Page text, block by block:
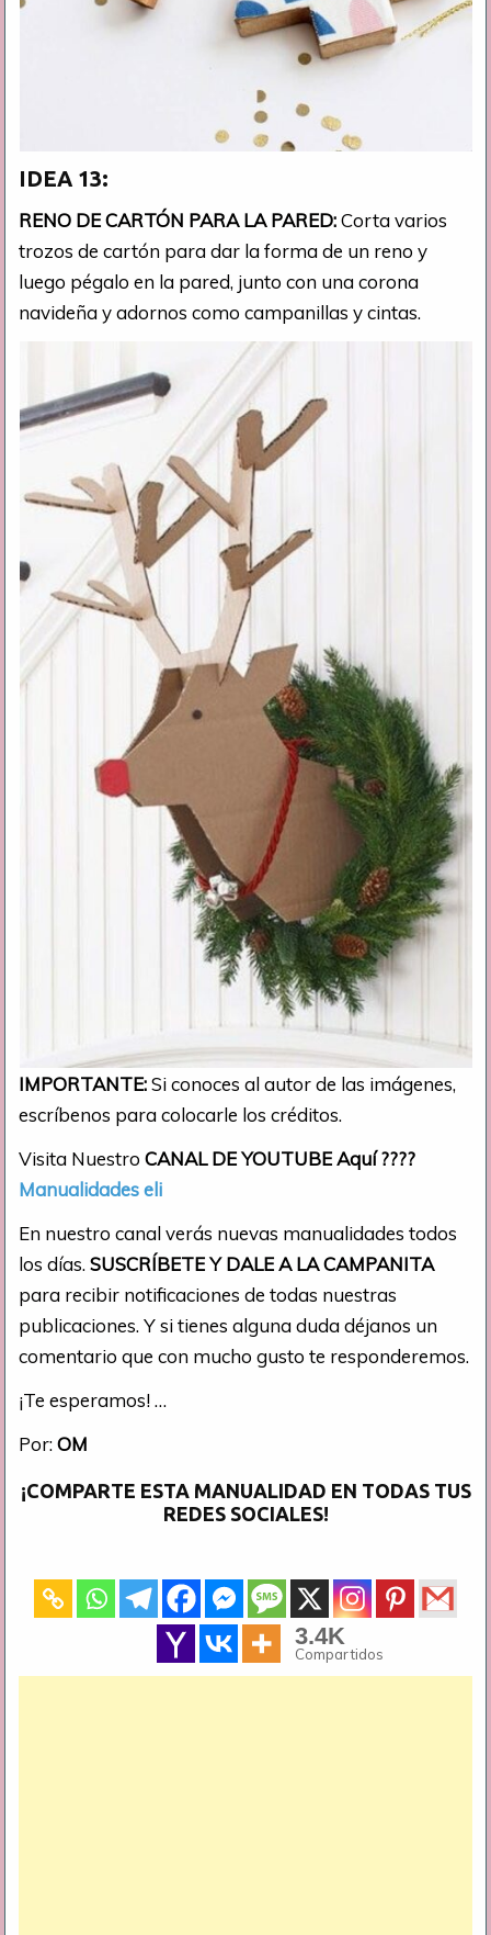
IDEA 13:
RENO DE CARTÓN PARA LA PARED:Corta varios
trozos de cartón para dar la forma de un reno y
luego pégalo en la pared, junto con una corona
navideña y adornos como campanillas y cintas.
IMPORTANTE:Si conoces al autor de las imágenes,
escríbenos para colocarle los créditos.
Visita NuestroCANAL DE YOUTUBEAquí ????
Manualidades eli
En nuestro canal verás nuevas manualidades todos
los días. SUSCRÍBETE Y DALE A LA CAMPANITA
para recibir notificaciones de todas nuestras
publicaciones. Y si tienes alguna duda déjanos un
comentario que con mucho gusto te responderemos.
¡Te esperamos! …
Por:OM
¡COMPARTE ESTA MANUALIDAD EN TODAS TUS
REDES SOCIALES!
3.4K
Compartidos